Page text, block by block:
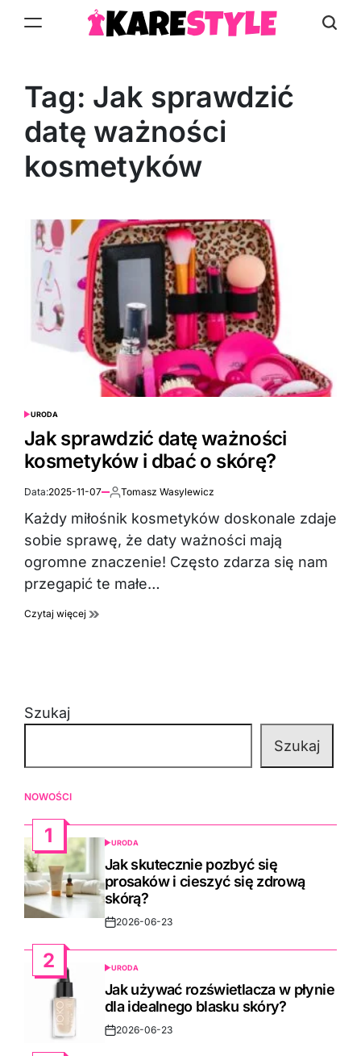
Tag: Jak sprawdzić
datę ważności
kosmetyków
POSTED
URODA
Jak sprawdzić datę ważności
kosmetyków i dbać o skórę?
Data:2025-11-07 Autor:
Tomasz Wasylewicz
Każdy miłośnik kosmetyków doskonale zdaje
sobie sprawę, że daty ważności mają
ogromne znaczenie! Często zdarza się nam
przegapić te małe…
Czytaj więcej
Szukaj
Szukaj
NOWOŚCI
1
POSTED
IN
URODA
Jak skutecznie pozbyć się
prosaków i cieszyć się zdrową
skórą?
Post2026-06-23
2
POSTED
IN
URODA
Jak używać rozświetlacza w płynie
dla idealnego blasku skóry?
Post2026-06-23